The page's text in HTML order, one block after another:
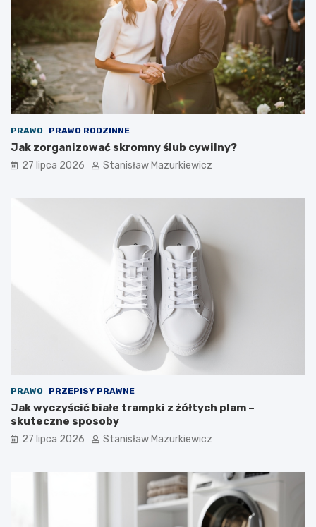
PRAWO PRAWO RODZINNE
Jak zorganizować skromny ślub cywilny?
27 lipca 2026 Stanisław Mazurkiewicz
PRAWO PRZEPISY PRAWNE
Jak wyczyścić białe trampki z żółtych plam –
skuteczne sposoby
27 lipca 2026 Stanisław Mazurkiewicz